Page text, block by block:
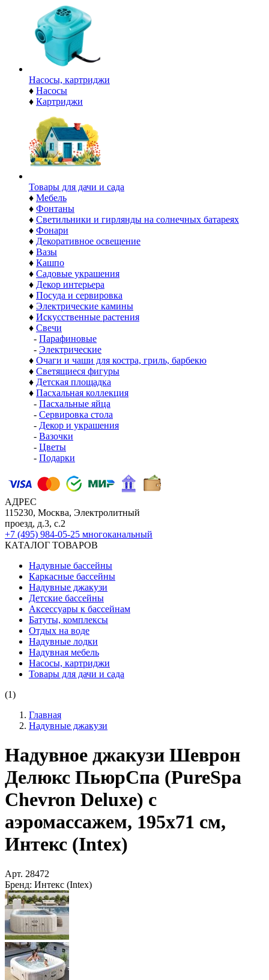
Насосы, картриджи
♦ Насосы
♦ Картриджи
Товары для дачи и сада
♦ Мебель
♦ Фонтаны
♦ Светильники и гирлянды на солнечных батареях
♦ Фонари
♦ Декоративное освещение
♦ Вазы
♦ Кашпо
♦ Садовые украшения
♦ Декор интерьера
♦ Посуда и сервировка
♦ Электрические камины
♦ Искусственные растения
♦ Свечи
- Парафиновые
- Электрические
♦ Очаги и чаши для костра, гриль, барбекю
♦ Светящиеся фигуры
♦ Детская площадка
♦ Пасхальная коллекция
- Пасхальные яйца
- Сервировка стола
- Декор и украшения
- Вазочки
- Цветы
- Подарки
АДРЕС
115230, Москва, Электролитный
проезд, д.3, с.2
+7 (495) 984-05-25 многоканальный
КАТАЛОГ ТОВАРОВ
Надувные бассейны
Каркасные бассейны
Надувные джакузи
Детские бассейны
Аксессуары к бассейнам
Батуты, комплексы
Отдых на воде
Надувные лодки
Надувная мебель
Насосы, картриджи
Товары для дачи и сада
(1)
Главная
Надувные джакузи
Надувное джакузи Шеврон
Делюкс ПьюрСпа (PureSpa
Chevron Deluxe) с
аэромассажем, 195х71 см,
Интекс (Intex)
Арт. 28472
Бренд: Интекс (Intex)